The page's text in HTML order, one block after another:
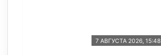
7 АВГУСТА 2026, 15:48